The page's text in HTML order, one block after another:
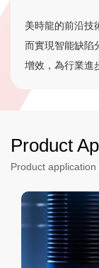
美時龍的前沿技
而實現智能缺陷
增效，為行業進
Product
Product application